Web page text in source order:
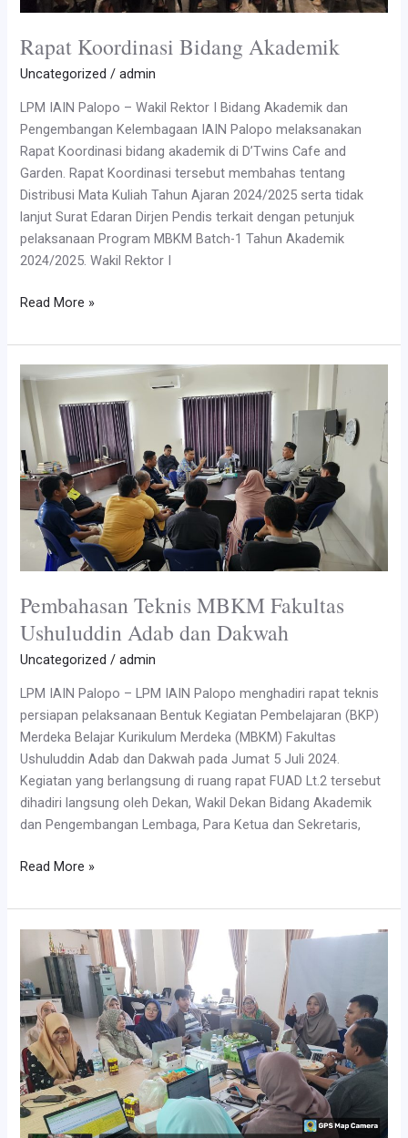
Rapat Koordinasi Bidang Akademik
Uncategorized /admin
LPM IAIN Palopo – Wakil Rektor I Bidang Akademik dan
Pengembangan Kelembagaan IAIN Palopo melaksanakan
Rapat Koordinasi bidang akademik di D’Twins Cafe and
Garden. Rapat Koordinasi tersebut membahas tentang
Distribusi Mata Kuliah Tahun Ajaran 2024/2025 serta tidak
lanjut Surat Edaran Dirjen Pendis terkait dengan petunjuk
pelaksanaan Program MBKM Batch-1 Tahun Akademik
2024/2025. Wakil Rektor I
Rapat
Bidang
Akademik
Read More »
Pembahasan Teknis MBKM Fakultas
Ushuluddin Adab dan Dakwah
Uncategorized /admin
LPM IAIN Palopo – LPM IAIN Palopo menghadiri rapat teknis
persiapan pelaksanaan Bentuk Kegiatan Pembelajaran (BKP)
Merdeka Belajar Kurikulum Merdeka (MBKM) Fakultas
Ushuluddin Adab dan Dakwah pada Jumat 5 Juli 2024.
Kegiatan yang berlangsung di ruang rapat FUAD Lt.2 tersebut
dihadiri langsung oleh Dekan, Wakil Dekan Bidang Akademik
dan Pengembangan Lembaga, Para Ketua dan Sekretaris,
Pembahasan
MBKM
Fakultas
Ushuluddin
Adab
dan
Dakwah
Read More »